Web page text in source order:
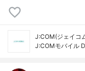
J:COM(ジェイコ
J:COMモバイル